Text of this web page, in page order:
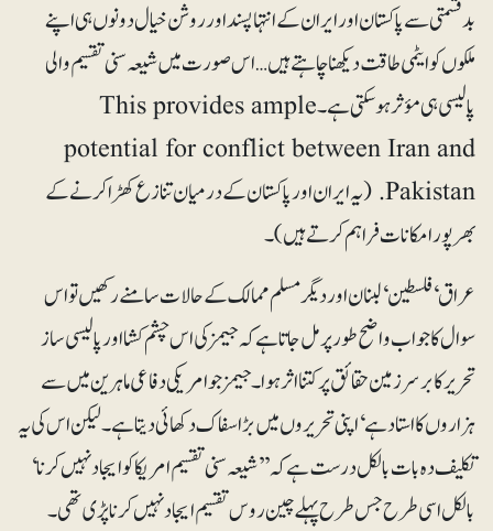
بدقسمتی سے پاکستان اور ایران کے انتہاپسند اور روشن خیال دونوں ہی اپنے
ملکوں کو ایٹمی طاقت دیکھنا چاہتے ہیں… اس صورت میں شیعہ سنی تقسیم والی
پالیسی ہی مؤثر ہوسکتی ہے۔ This provides ample
potential for conflict between Iran and
Pakistan. (یہ ایران اور پاکستان کے درمیان تنازع کھڑا کرنے کے
بھرپور امکانات فراہم کرتے ہیں)۔
عراق‘ فلسطین‘ لبنان اور دیگر مسلم ممالک کے حالات سامنے رکھیں تو اس
سوال کا جواب واضح طور پر مل جاتا ہے کہ جیمز کی اس چشم کشا اور پالیسی ساز
تحریر کا برسرزمین حقائق پر کتنا اثر ہوا۔ جیمز جو امریکی دفاعی ماہرین میں سے
ہزاروں کا استاد ہے‘ اپنی تحریروں میں بڑا سفاک دکھائی دیتاہے۔ لیکن اس کی یہ
تکلیف دہ بات بالکل درست ہے کہ ’’شیعہ سنی تقسیم امریکا کو ایجاد نہیں کرنا‘
بالکل اسی طرح جس طرح پہلے چین روس تقسیم ایجاد نہیں کرنا پڑی تھی۔